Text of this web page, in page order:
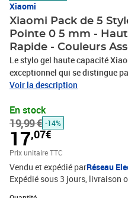
Xiaomi
Xiaomi Pack de 5
Pointe 0 5 mm -
Rapide - Couleurs
Le stylo gel haute capacité
exceptionnel qui se distingue
d'écriture et son design
quotidien. De plus, sa structure
expérience confortable et
différentes : orange, jaune,
supérieure.Grâce à son
directe, le Mi High-capacité Gel
allant jusqu'à 1600 mètres de
caractères. Cela en fait une
Voir la description
En stock
19,99 € -14%
17,07€
Prix unitaire TTC
Vendu et expédié parRéseau
Expédié sous 3 jours livraison